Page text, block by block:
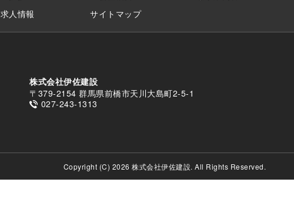
求人情報 サイトマップ
株式会社伊佐建設
〒379-2154 群馬県前橋市天川大島町2-5-1
027-243-1313
Copyright (C) 2026 株式会社伊佐建設. All Rights Reserved.